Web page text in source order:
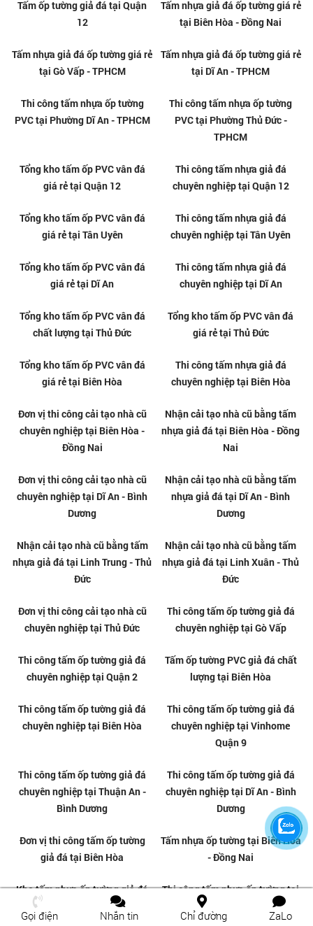
Thuận An
PVC giả đá tại Tân Uyên
Thi công tấm ốp nhựa giả đá tại
Tân Uyên
Thi công tấm PVC vân đá tại
Bình Thạnh
Thạnh
Vấp
Quận 12
Tấm ốp tường giả đá tại Quận
12
Tấm nhựa giả đá ốp tường giá rẻ
tại Biên Hòa - Đồng Nai
Gọi điện Nhắn tin Chỉ đường ZaLo